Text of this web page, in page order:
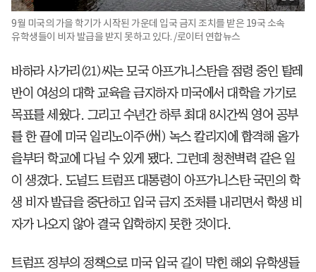
9월 미국의 가을 학기가 시작된 가운데 입국 금지 조치를 받은 19국 소속
유학생들이 비자 발급을 받지 못하고 있다. /로이터 연합뉴스
바하라 사가리(21)씨는 모국 아프가니스탄을 점령 중인 탈레
반이 여성의 대학 교육을 금지하자 미국에서 대학을 가기로
목표를 세웠다. 그리고 수년간 하루 최대 8시간씩 영어 공부
를 한 끝에 미국 일리노이주(州) 녹스 칼리지에 합격해 올가
을부터 학교에 다닐 수 있게 됐다. 그런데 청천벽력 같은 일
이 생겼다. 도널드 트럼프 대통령이 아프가니스탄 국민의 학
생 비자 발급을 중단하고 입국 금지 조처를 내리면서 학생 비
자가 나오지 않아 결국 입학하지 못한 것이다.
트럼프 정부의 정책으로 미국 입국 길이 막힌 해외 유학생들